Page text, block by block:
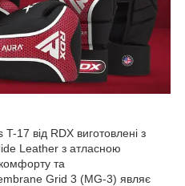
17 від RDX виготовлені з
Leather з атласною
та
Grid 3 (MG-3) являє